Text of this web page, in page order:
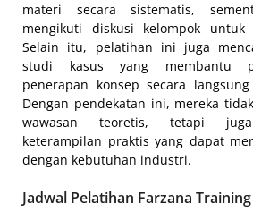
materi secara sistematis,
mengikuti diskusi kelompok untuk
Selain itu, pelatihan ini juga
studi kasus yang membantu
penerapan konsep secara
Dengan pendekatan ini, mereka
wawasan teoretis, tetapi juga
keterampilan praktis yang dapat
dengan kebutuhan industri.
Jadwal Pelatihan Farzana